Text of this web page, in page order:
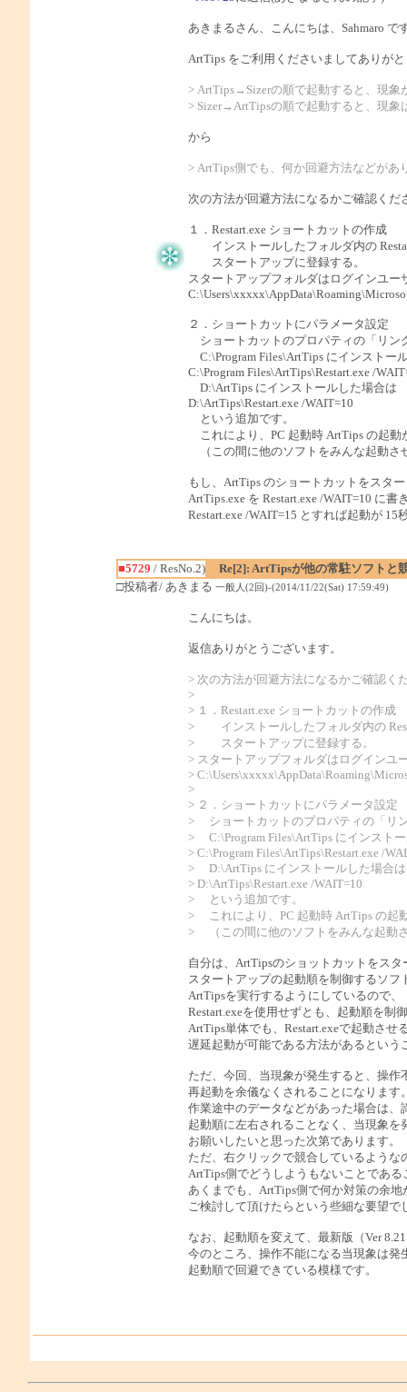
あきまるさん、こんにちは、Sahmaro で
ArtTips をご利用くださいましてありが
> ArtTips→Sizerの順で起動すると、現象
> Sizer→ArtTipsの順で起動すると、現象
から
> ArtTips側でも、何か回避方法などが
次の方法が回避方法になるかご確認くだ
１．Restart.exe ショートカットの作成
インストールしたフォルダ内の
スタートアップに登録する。
スタートアップフォルダはログインユ
２．ショートカットにパラメータ設定
ショートカットのプロパティの「リン
C:\Program Files\ArtTips にインストー
C:\Program Files\ArtTips\Restart.exe /
D:\ArtTips にインストールした場合は
D:\ArtTips\Restart.exe /WAIT=10
という追加です。
これにより、PC 起動時 ArtTips の起動
（この間に他のソフトをみんな起動さ
もし、ArtTips のショートカットをスタ
ArtTips.exe を Restart.exe /WAIT=10 に書
Restart.exe /WAIT=15 とすれば起動が 15
■5729 / ResNo.2)
Re[2]: ArtTipsが他の常駐ソフトと
□投稿者/ あきまる 一般人(2回)-(2014/11/22(Sat) 17:59:49)
こんにちは。
返信ありがとうございます。
> 次の方法が回避方法になるかご確認く
>
> １．Restart.exe ショートカットの作成
> インストールしたフォルダ内の
> スタートアップに登録する。
> スタートアップフォルダはログインユ
>
>
> ２．ショートカットにパラメータ設定
> ショートカットのプロパティの「リ
> C:\Program Files\ArtTips にインスト
> C:\Program Files\ArtTips\Restart.exe /
> D:\ArtTips にインストールした場合は
> D:\ArtTips\Restart.exe /WAIT=10
> という追加です。
> これにより、PC 起動時 ArtTips の起
> （この間に他のソフトをみんな起動
自分は、ArtTipsのショットカットをス
スタートアップの起動順を制御するソフ
ArtTipsを実行するようにしているので、
Restart.exeを使用せずとも、起動順を制
ArtTips単体でも、Restart.exeで起動させ
遅延起動が可能である方法があるという
ただ、今回、当現象が発生すると、操作
再起動を余儀なくされることになります
作業途中のデータなどがあった場合は、
起動順に左右されることなく、当現象
お願いしたいと思った次第であります。
ただ、右クリックで競合しているよう
ArtTips側でどうしようもないことであ
あくまでも、ArtTips側で何か対策の余地
ご検討して頂けたらという些細な要望で
なお、起動順を変えて、最新版（Ver
今のところ、操作不能になる当現象は発
起動順で回避できている模様です。